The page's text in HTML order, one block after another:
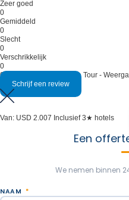
leuker maakt.
Deze tour kan ook privé
Inbegrepen: Semi-privé
voertuig,
van handgemaakte
afbreekbare verpakking
persoonlijke
Zeer goed
0
Gemiddeld
0
Slecht
0
Verschrikkelijk
0
0 beoordelingen op deze Tour -
Schrijf een review
Van: USD 2.007 Inclusief 3★ hotels
Een
We nemen binnen
NAAM *